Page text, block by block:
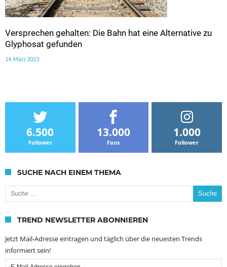
Versprechen gehalten: Die Bahn hat eine Alternative zu
Glyphosat gefunden
14. März 2023
6.500
Follower
13.000
Fans
1.000
Follower
SUCHE NACH EINEM THEMA
Suche nach:
TREND NEWSLETTER ABONNIEREN
Jetzt Mail-Adresse eintragen und täglich über die neuesten Trends
informiert sein!
Email